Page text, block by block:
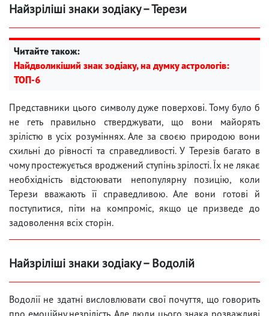
Найзріліші знаки зодіаку – Терези
Читайте також:
Найдволикіший знак зодіаку, на думку астрологів:
ТОП-6
Представники цього символу дуже поверхові. Тому було б
не геть правильно стверджувати, що вони майорять
зрілістю в усіх розуміннях. Але за своєю природою вони
схильні до рівності та справедливості. У Терезів багато в
чому простежується вроджений ступінь зрілості. Їх не лякає
необхідність відстоювати непопулярну позицію, коли
Терези вважають її справедливою. Але вони готові й
поступитися, піти на компроміс, якщо це призведе до
задоволення всіх сторін.
Найзріліші знаки зодіаку – Водолій
Водолії не здатні висловлювати свої почуття, що говорить
про емоційну незрілість. Але люди цього знака розважливі